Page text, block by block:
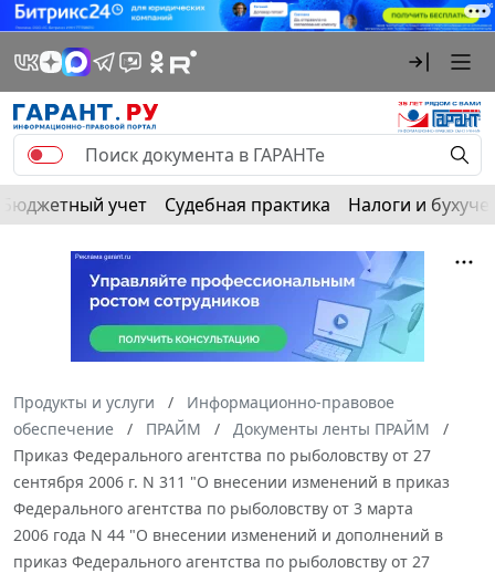
Бюджетный учет Судебная практика Налоги и
Продукты и услуги
Информационно-правовое
обеспечение
ПРАЙМ
Документы ленты ПРАЙМ
Приказ Федерального агентства по рыболовству от 27
сентября 2006 г. N 311 "О внесении изменений в приказ
Федерального агентства по рыболовству от 3 марта
2006 года N 44 "О внесении изменений и дополнений в
приказ Федерального агентства по рыболовству от 27